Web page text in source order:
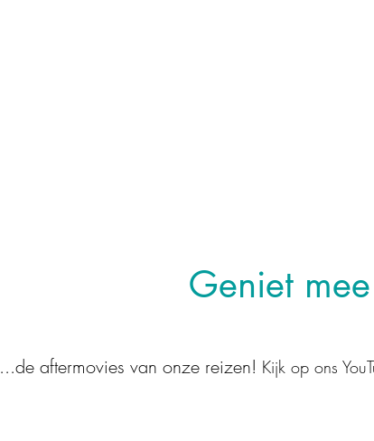
Geniet
...de aftermovies van onze reizen! Kijk op ons